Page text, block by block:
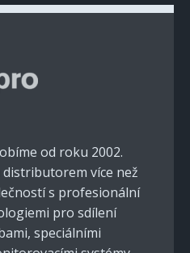
od roku 2002.
více než
s profesionální
pro sdílení
speciálními